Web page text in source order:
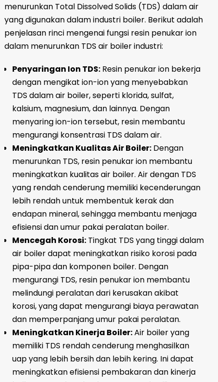
menurunkan Total Dissolved Solids (TDS) dalam air
yang digunakan dalam industri boiler. Berikut adalah
penjelasan rinci mengenai fungsi resin penukar ion
dalam menurunkan TDS air boiler industri:
Penyaringan Ion TDS:Resin penukar ion bekerja
dengan mengikat ion-ion yang menyebabkan
TDS dalam air boiler, seperti klorida, sulfat,
kalsium, magnesium, dan lainnya. Dengan
menyaring ion-ion tersebut, resin membantu
mengurangi konsentrasi TDS dalam air.
Meningkatkan Kualitas Air Boiler:Dengan
menurunkan TDS, resin penukar ion membantu
meningkatkan kualitas air boiler. Air dengan TDS
yang rendah cenderung memiliki kecenderungan
lebih rendah untuk membentuk kerak dan
endapan mineral, sehingga membantu menjaga
efisiensi dan umur pakai peralatan boiler.
Mencegah Korosi:Tingkat TDS yang tinggi dalam
air boiler dapat meningkatkan risiko korosi pada
pipa-pipa dan komponen boiler. Dengan
mengurangi TDS, resin penukar ion membantu
melindungi peralatan dari kerusakan akibat
korosi, yang dapat mengurangi biaya perawatan
dan memperpanjang umur pakai peralatan.
Meningkatkan Kinerja Boiler:Air boiler yang
memiliki TDS rendah cenderung menghasilkan
uap yang lebih bersih dan lebih kering. Ini dapat
meningkatkan efisiensi pembakaran dan kinerja